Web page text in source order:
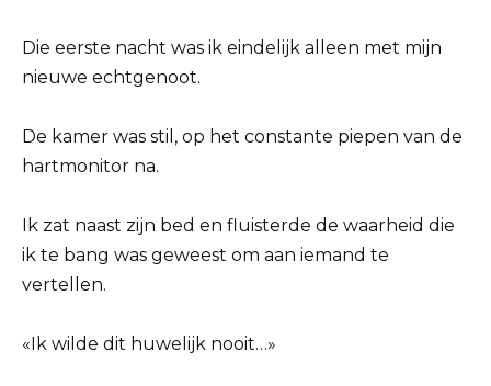
Die eerste nacht was ik eindelijk alleen met mijn
nieuwe echtgenoot.
De kamer was stil, op het constante piepen van de
hartmonitor na.
Ik zat naast zijn bed en fluisterde de waarheid die
ik te bang was geweest om aan iemand te
vertellen.
«Ik wilde dit huwelijk nooit…»